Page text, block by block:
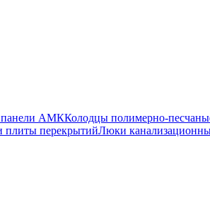
панели АМККолодцы полимерно-
плиты перекрытийЛюки